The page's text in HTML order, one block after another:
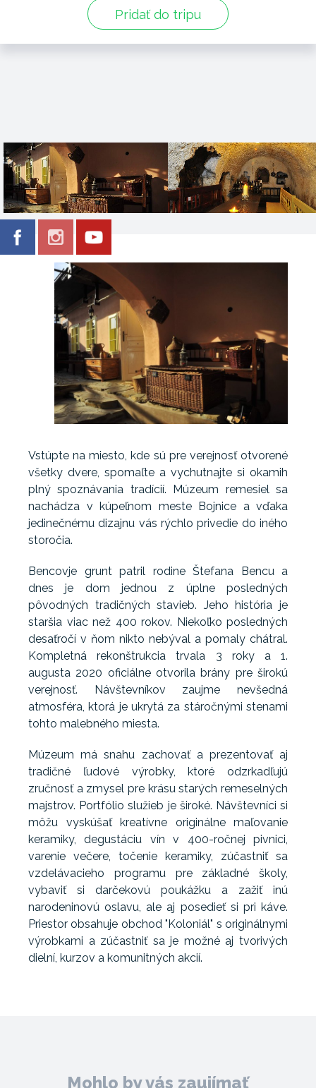
Pridať do tripu
Vstúpte na miesto, kde sú pre verejnosť otvorené
všetky dvere, spomaľte a vychutnajte si okamih
plný spoznávania tradícií. Múzeum remesiel sa
nachádza v kúpeľnom meste Bojnice a vďaka
jedinečnému dizajnu vás rýchlo privedie do iného
storočia.
Bencovje grunt patril rodine Štefana Bencu a
dnes je dom jednou z úplne posledných
pôvodných tradičných stavieb. Jeho história je
staršia viac než 400 rokov. Niekoľko posledných
desaťročí v ňom nikto nebýval a pomaly chátral.
Kompletná rekonštrukcia trvala 3 roky a 1.
augusta 2020 oficiálne otvorila brány pre širokú
verejnosť. Návštevníkov zaujme nevšedná
atmosféra, ktorá je ukrytá za stáročnými stenami
tohto malebného miesta.
Múzeum má snahu zachovať a prezentovať aj
tradičné ľudové výrobky, ktoré odzrkadľujú
zručnosť a zmysel pre krásu starých remeselných
majstrov. Portfólio služieb je široké. Návštevníci si
môžu vyskúšať kreatívne originálne maľovanie
keramiky, degustáciu vín v 400-ročnej pivnici,
varenie večere, točenie keramiky, zúčastniť sa
vzdelávacieho programu pre základné školy,
vybaviť si darčekovú poukážku a zažiť inú
narodeninovú oslavu, ale aj posedieť si pri káve.
Priestor obsahuje obchod "Koloniál" s originálnymi
výrobkami a zúčastniť sa je možné aj tvorivých
dielní, kurzov a komunitných akcií.
Mohlo by vás zaujímať